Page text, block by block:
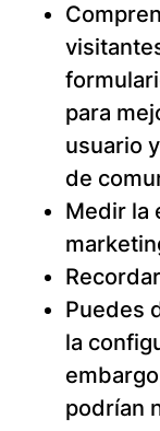
para
usuario
de
Medir la
Puedes
la
podrían